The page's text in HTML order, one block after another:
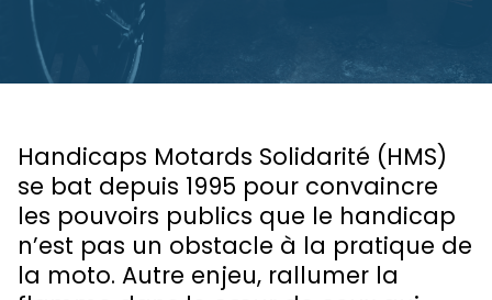
Handicaps Motards Solidarité (HMS)
se bat depuis 1995 pour convaincre
les pouvoirs publics que le handicap
n’est pas un obstacle à la pratique de
la moto. Autre enjeu, rallumer la